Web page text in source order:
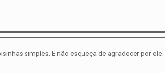
simples. E não esqueça de agradecer por ele.